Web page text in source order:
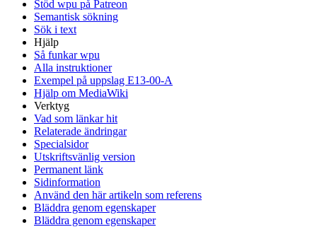
Stöd wpu på Patreon
Semantisk sökning
Sök i text
Hjälp
Så funkar wpu
Alla instruktioner
Exempel på uppslag E13-00-A
Hjälp om MediaWiki
Verktyg
Vad som länkar hit
Relaterade ändringar
Specialsidor
Utskriftsvänlig version
Permanent länk
Sidinformation
Använd den här artikeln som referens
Bläddra genom egenskaper
Bläddra genom egenskaper